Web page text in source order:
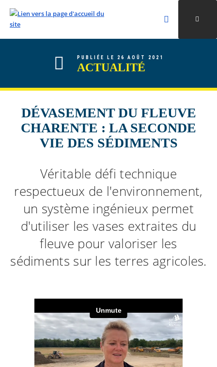
ALLER AU CONTENU
ALLER AU MENU
ALLER À LA RECHERCHE
Rechercher
Valider la
PUBLIÉE LE 26 AOÛT 2021
ACTUALITÉ
DÉVASEMENT DU FLEUVE
CHARENTE : LA SECONDE
VIE DES SÉDIMENTS
Véritable défi technique
respectueux de l'environnement,
un système ingénieux permet
d'utiliser les vases extraites du
fleuve pour valoriser les
sédiments sur les terres agricoles.